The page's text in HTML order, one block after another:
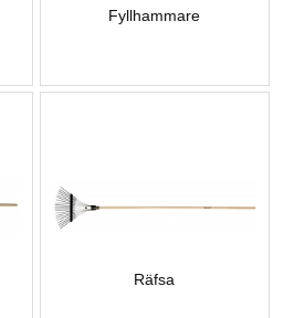
Fyllhammare
Räfsa